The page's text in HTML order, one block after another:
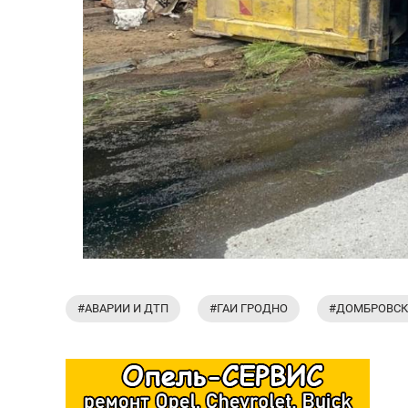
#АВАРИИ И ДТП #ГАИ ГРОДНО